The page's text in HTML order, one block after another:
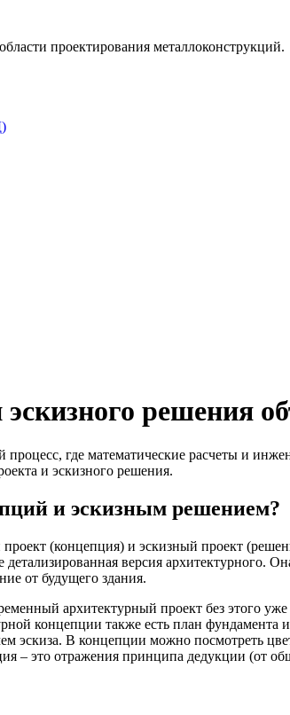
проектирования металлоконструкций.
решения
где математические расчеты и
и эскизного решения.
и эскизным решением?
(концепция) и эскизный проект
версия архитектурного.
от будущего здания.
архитектурный проект без этого
концепции также есть план
эскиза. В концепции можно посмотреть
– это отражения принципа дедукции (от